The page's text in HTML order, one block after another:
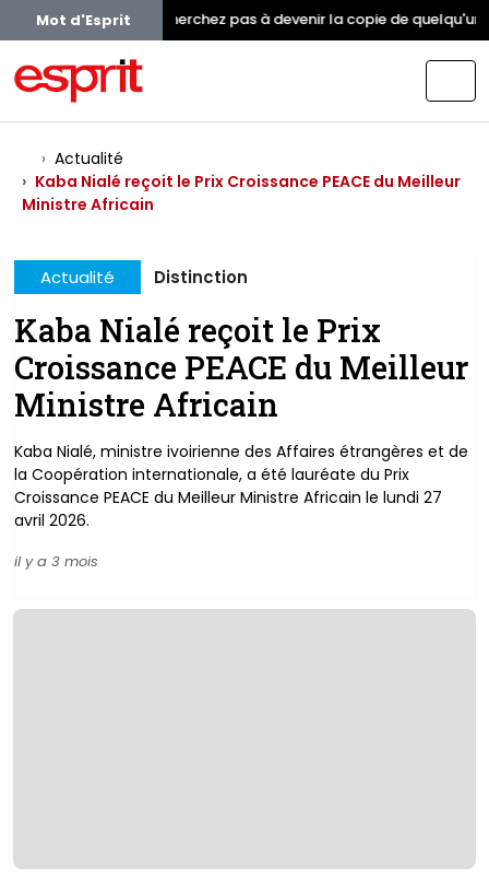
Mot d'EspritNe cherchez pas à devenir la copie de quelqu'un.
Actualité
Kaba Nialé reçoit le Prix Croissance PEACE du Meilleur
Ministre Africain
Actualité Distinction
Kaba Nialé reçoit le Prix
Croissance PEACE du Meilleur
Ministre Africain
Kaba Nialé, ministre ivoirienne des Affaires étrangères et de
la Coopération internationale, a été lauréate du Prix
Croissance PEACE du Meilleur Ministre Africain le lundi 27
avril 2026.
il y a 3 mois